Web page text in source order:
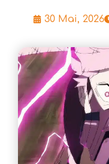
30 Mai, 2026